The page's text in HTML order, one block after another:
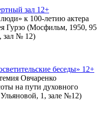
зал 12+
к 100-летию актера
Гурзо (Мосфильм, 1950, 95
зал № 12)
беседы» 12+
Овчаренко
на пути духовного
1, зале №12)